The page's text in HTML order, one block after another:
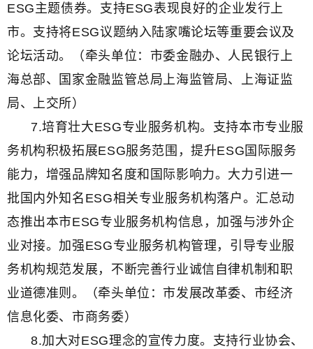
ESG主题债券。支持ESG表现良好的企业发行上
市。支持将ESG议题纳入陆家嘴论坛等重要会议及
论坛活动。（牵头单位：市委金融办、人民银行上
海总部、国家金融监管总局上海监管局、上海证监
局、上交所）
7.培育壮大ESG专业服务机构。支持本市专业服
务机构积极拓展ESG服务范围，提升ESG国际服务
能力，增强品牌知名度和国际影响力。大力引进一
批国内外知名ESG相关专业服务机构落户。汇总动
态推出本市ESG专业服务机构信息，加强与涉外企
业对接。加强ESG专业服务机构管理，引导专业服
务机构规范发展，不断完善行业诚信自律机制和职
业道德准则。（牵头单位：市发展改革委、市经济
信息化委、市商务委）
8.加大对ESG理念的宣传力度。支持行业协会、